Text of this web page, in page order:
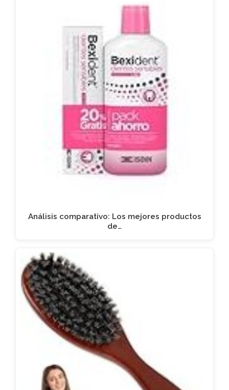
Análisis comparativo: Los mejores productos
de…